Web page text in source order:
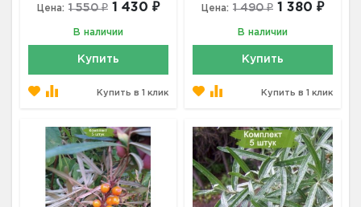
Цена: 1 550 ₽ 1 430 ₽
В наличии
Купить
Купить в 1 клик
Цена: 1 490 ₽ 1 380 ₽
В наличии
Купить
Купить в 1 клик